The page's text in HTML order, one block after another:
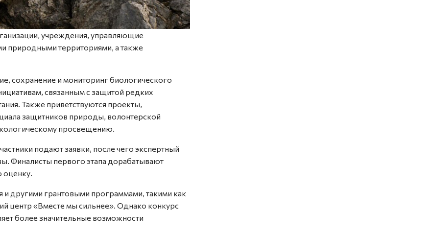
учреждения, управляющие
природными территориями, а также
сохранение и мониторинг биологического
связанным с защитой редких
Также приветствуются проекты,
защитников природы, волонтерской
просвещению.
подают заявки, после чего экспертный
Финалисты первого этапа дорабатывают
оценку.
другими грантовыми программами, такими как
центр «Вместе мы сильнее». Однако конкурс
более значительные возможности